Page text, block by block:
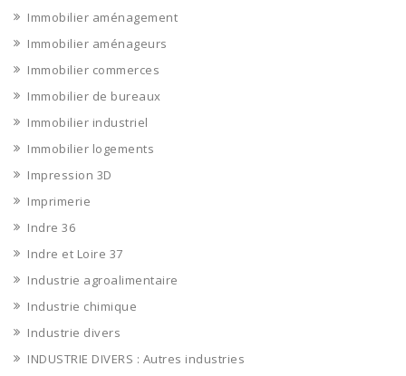
Immobilier aménagement
Immobilier aménageurs
Immobilier commerces
Immobilier de bureaux
Immobilier industriel
Immobilier logements
Impression 3D
Imprimerie
Indre 36
Indre et Loire 37
Industrie agroalimentaire
Industrie chimique
Industrie divers
INDUSTRIE DIVERS : Autres industries